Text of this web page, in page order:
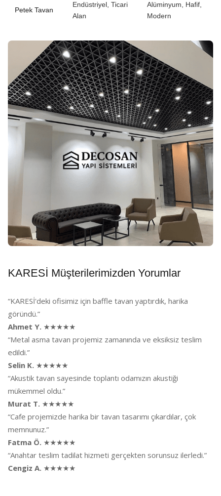
Petek Tavan
Endüstriyel, Ticari
Alan
Alüminyum, Hafif,
Modern
KARESİ Müşterilerimizden Yorumlar
“KARESİ'deki ofisimiz için baffle tavan yaptırdık, harika
göründü.”
Ahmet Y. ★★★★★
“Metal asma tavan projemiz zamanında ve eksiksiz teslim
edildi.”
Selin K. ★★★★★
“Akustik tavan sayesinde toplantı odamızın akustiği
mükemmel oldu.”
Murat T. ★★★★★
“Cafe projemizde harika bir tavan tasarımı çıkardılar, çok
memnunuz.”
Fatma Ö. ★★★★★
“Anahtar teslim tadilat hizmeti gerçekten sorunsuz ilerledi.”
Cengiz A. ★★★★★